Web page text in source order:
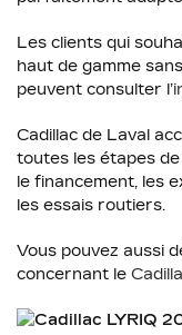
Les clients qui
haut de gamme
peuvent consulter l’
Cadillac de Laval
toutes les étapes
le financement, les
les essais routiers.
Vous pouvez aussi
concernant le